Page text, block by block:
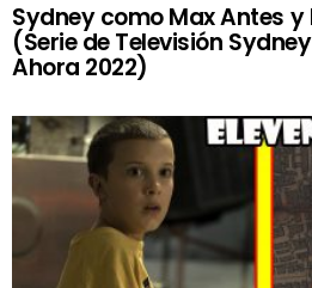
Sydney como Max Antes y
(Serie de Televisión
Ahora 2022)